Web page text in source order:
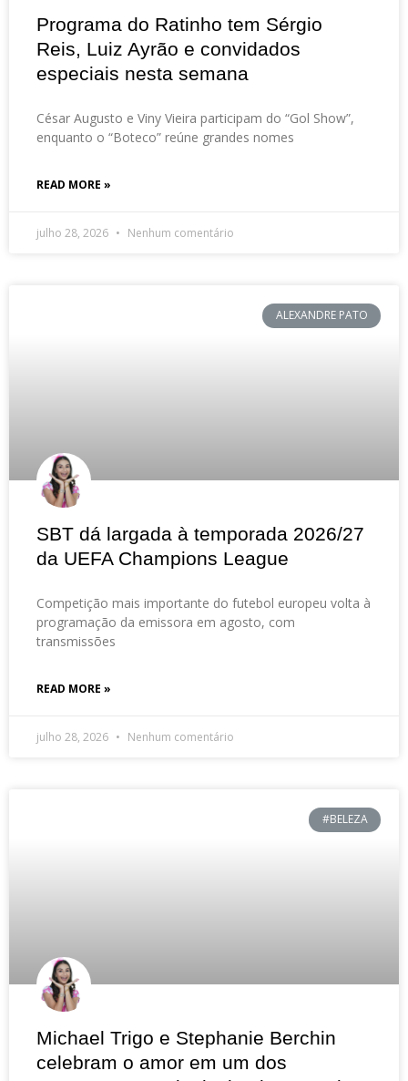
Programa do Ratinho tem Sérgio
Reis, Luiz Ayrão e convidados
especiais nesta semana
César Augusto e Viny Vieira participam do “Gol Show”,
enquanto o “Boteco” reúne grandes nomes
READ MORE »
julho 28, 2026 Nenhum comentário
ALEXANDRE PATO
SBT dá largada à temporada 2026/27
da UEFA Champions League
Competição mais importante do futebol europeu volta à
programação da emissora em agosto, com
transmissões
READ MORE »
julho 28, 2026 Nenhum comentário
#BELEZA
Michael Trigo e Stephanie Berchin
celebram o amor em um dos